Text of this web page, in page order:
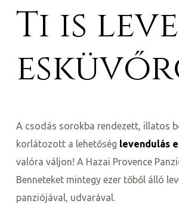
Ti is
A csodás sorokba rendezett, illatos
korlátozott a lehetőség levendulás
valóra váljon! A Hazai Provence
Benneteket mintegy ezer tőből álló
panziójával, udvarával.